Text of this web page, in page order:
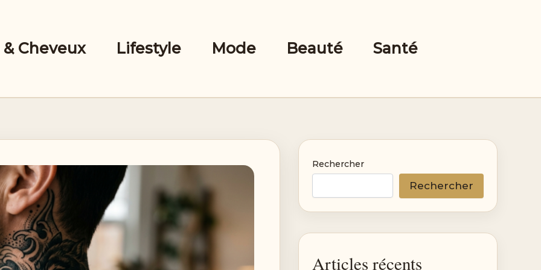
Cheveux Lifestyle Mode Beauté Santé
Rechercher
Rechercher
Articles récents